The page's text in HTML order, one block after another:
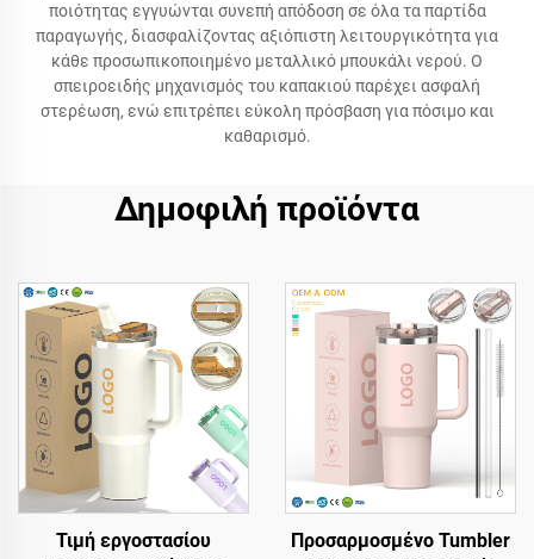
ποιότητας εγγυώνται συνεπή απόδοση σε όλα τα παρτίδα
παραγωγής, διασφαλίζοντας αξιόπιστη λειτουργικότητα για
κάθε προσωπικοποιημένο μεταλλικό μπουκάλι νερού. Ο
σπειροειδής μηχανισμός του καπακιού παρέχει ασφαλή
στερέωση, ενώ επιτρέπει εύκολη πρόσβαση για πόσιμο και
καθαρισμό.
Δημοφιλή προϊόντα
Τιμή εργοστασίου
Προσαρμοσμένο Tumbler